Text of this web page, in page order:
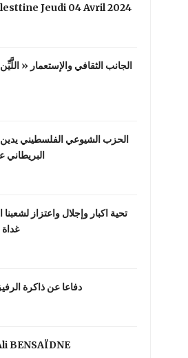
Jeudi 04 Avril 2024
الجانب الثقافي والإستعمار «
الحزب الشيوعي الفلسطيني يدين
البريطاني
تحية اكبار وإجلال واعتزاز
دفاعا عن ذاكرة
BENSAÏDNE